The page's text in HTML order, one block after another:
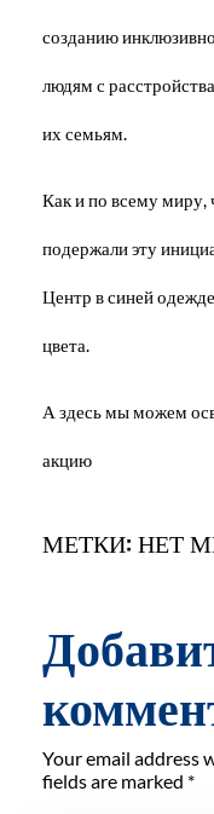
созданию
людям с
их семьям.
Как и по всему
подержали эту
Центр в синей
цвета.
А здесь мы можем
акцию
МЕТКИ: НЕТ
Your email address
fields are marked *